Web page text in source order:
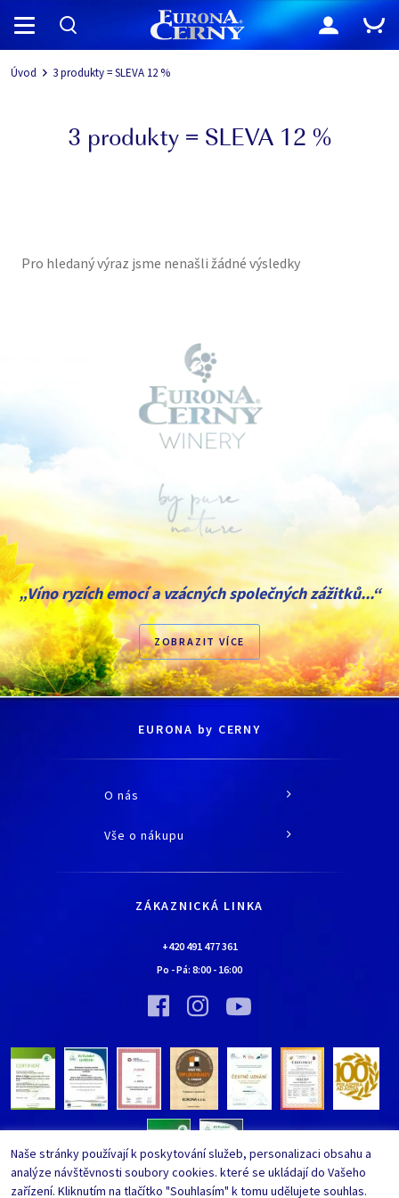
Navigace
Úvod 3 produkty = SLEVA 12 %
3 produkty = SLEVA 12 %
Pro hledaný výraz jsme nenašli žádné výsledky
„Víno ryzích emocí a vzácných společných zážitků...“
ZOBRAZIT VÍCE
EURONA by CERNY
O nás
O společnosti
Kontaktní údaje
Bylo nebylo…
Vinný sklípek EURONA by Cerny
Bylo nebylo…
Vše o nákupu
Jak nakupovat
Nejčastěji kladené dotazy
Upravit nastavení ochrany
Whistleblowing
ZÁKAZNICKÁ LINKA
+420 491 477 361
Po - Pá: 8:00 - 16:00
Naše stránky používají k poskytování služeb, personalizaci obsahu a
analýze návštěvnosti soubory cookies. které se ukládají do Vašeho
zařízení. Kliknutím na tlačítko "Souhlasím" k tomu udělujete souhlas.